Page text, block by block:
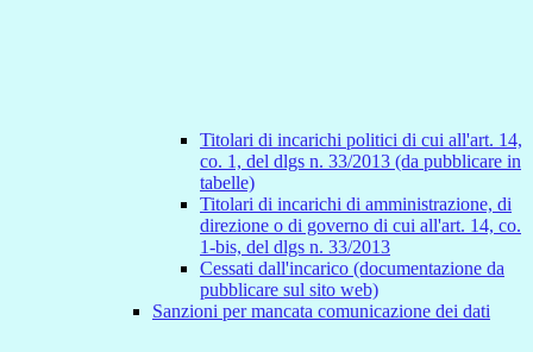
Titolari di incarichi politici di cui all'art. 14,
co. 1, del dlgs n. 33/2013 (da pubblicare in
tabelle)
Titolari di incarichi di amministrazione, di
direzione o di governo di cui all'art. 14, co.
1-bis, del dlgs n. 33/2013
Cessati dall'incarico (documentazione da
pubblicare sul sito web)
Sanzioni per mancata comunicazione dei dati